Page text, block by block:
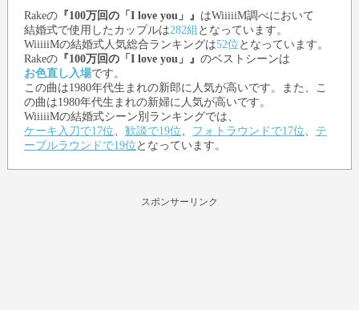
Rakeの『100万回の「I love you」』 はWiiiiiM調べにおいて
結婚式で使用したカップルは282組 となっています。
WiiiiiMの結婚式人気総合ランキングは52位 となっています。
Rakeの『100万回の「I love you」』 のベストシーンは
お色直し入場です。
この曲は1980年代生まれの新郎に人気が高いです。また、こ
の曲は1980年代生まれの新婦に人気が高いです。
WiiiiiMの結婚式シーン別ランキングでは、
ケーキ入刀で17位
歓談で19位 フォトラウンドで17位
テ
ーブルラウンドで19位 となっています。
スポンサーリンク